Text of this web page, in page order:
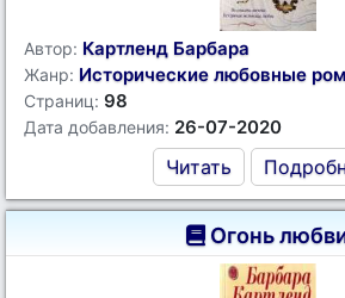
Автор: Картленд Барбара
Жанр: Исторические любовные
Страниц: 98
Дата добавления: 26-07-2020
Читать
Огонь